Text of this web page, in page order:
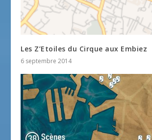
Les Z’Etoiles du Cirque aux Embiez
6 septembre 2014